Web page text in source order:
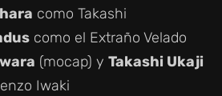
como Takashi
como el Extraño Velado
(mocap) y Takashi Ukaji
Iwaki